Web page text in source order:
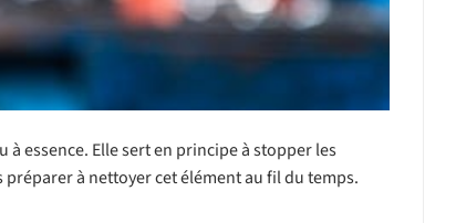
essence. Elle sert en principe à stopper les
à nettoyer cet élément au fil du temps.